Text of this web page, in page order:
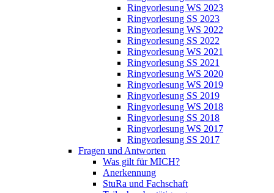
Ringvorlesung WS 2023
Ringvorlesung SS 2023
Ringvorlesung WS 2022
Ringvorlesung SS 2022
Ringvorlesung WS 2021
Ringvorlesung SS 2021
Ringvorlesung WS 2020
Ringvorlesung WS 2019
Ringvorlesung SS 2019
Ringvorlesung WS 2018
Ringvorlesung SS 2018
Ringvorlesung WS 2017
Ringvorlesung SS 2017
Fragen und Antworten
Was gilt für MICH?
Anerkennung
StuRa und Fachschaft